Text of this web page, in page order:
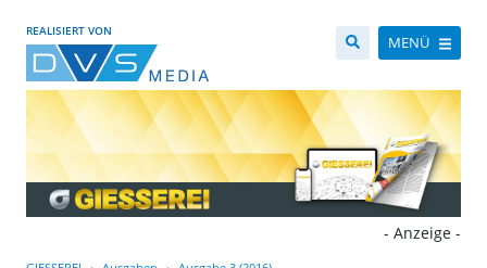
REALISIERT VON
MENÜ
- Anzeige -